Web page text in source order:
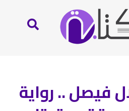
فيصل .. رواية